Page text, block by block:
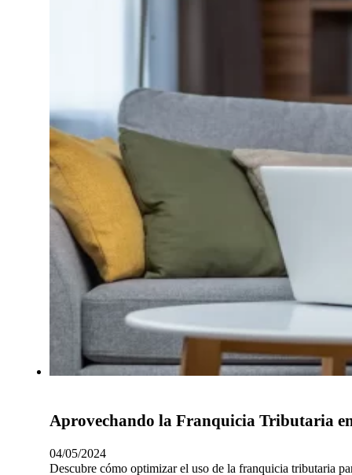
Aprovechando la Franquicia Tributaria
04/05/2024
Descubre cómo optimizar el uso de la franquicia tributaria